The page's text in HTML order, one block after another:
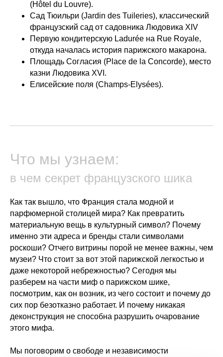
(Hôtel du Louvre).
Сад Тюильри (Jardin des Tuileries), классический
французский сад от садовника Людовика XIV
Первую кондитерскую Ladurée на Rue Royale,
откуда началась история парижского макарона.
Площадь Согласия (Place de la Concorde), место
казни Людовика XVI.
Елисейские поля (Champs-Elysées).
Что мы узнаем:
в чем секрет французского шика
Как так вышло, что Франция стала модной и
парфюмерной столицей мира? Как превратить
материальную вещь в культурный символ? Почему
именно эти адреса и бренды стали символами
роскоши? Отчего витрины порой не менее важны, чем
музеи? Что стоит за вот этой парижской легкостью и
даже некоторой небрежностью? Сегодня мы
разберем на части миф о парижском шике,
посмотрим, как он возник, из чего состоит и почему до
сих пор безотказно работает. И почему никакая
деконструкция не способна разрушить очарование
этого мифа.
Мы поговорим о свободе и независимости